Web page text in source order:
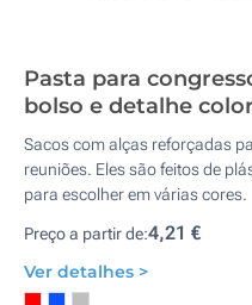
Pasta para
bolso e detalhe
Sacos com alças reforçadas
reuniões. Eles são feitos de
para escolher em várias cores.
Preço a partir de:4,21 €
Ver detalhes >